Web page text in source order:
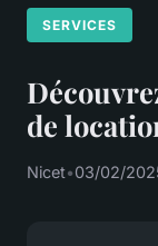
SERVICES
de
Nicet•03/02/